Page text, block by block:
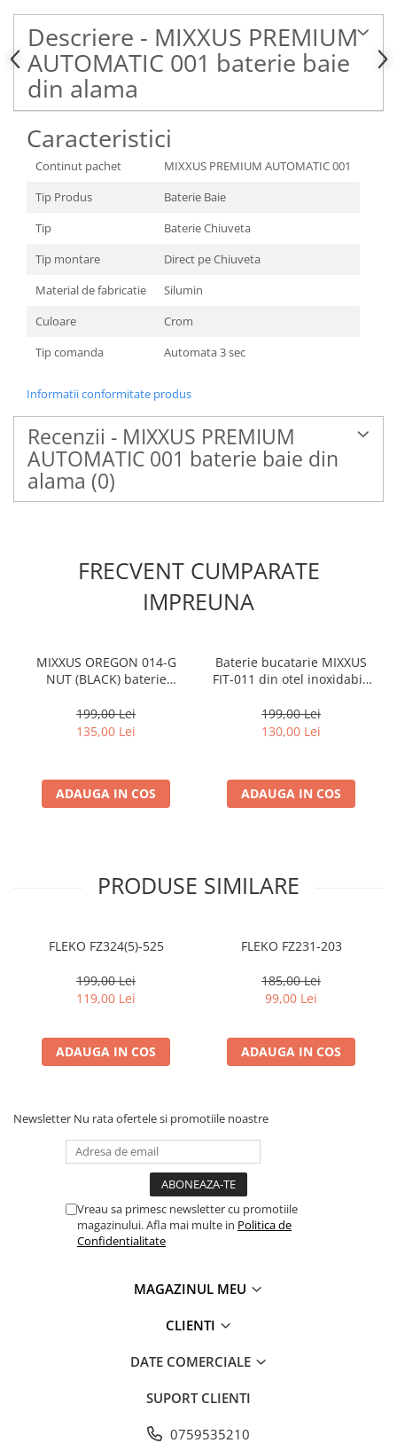
Descriere - MIXXUS PREMIUM
AUTOMATIC 001 baterie baie
din alama
Caracteristici
Continut pachet
MIXXUS PREMIUM AUTOMATIC 001
Tip Produs
Baterie Baie
Tip
Baterie Chiuveta
Tip montare
Direct pe Chiuveta
Material de fabricatie
Silumin
Culoare
Crom
Tip comanda
Automata 3 sec
Informatii conformitate produs
Recenzii - MIXXUS PREMIUM
AUTOMATIC 001 baterie baie din
alama (0)
FRECVENT CUMPARATE
IMPREUNA
MIXXUS OREGON 014-G
NUT (BLACK) baterie
199,00 Lei
135,00 Lei
ADAUGA IN COS
Baterie bucatarie MIXXUS
FIT-011 din otel inoxidabil,
199,00 Lei
130,00 Lei
ADAUGA IN COS
PRODUSE SIMILARE
FLEKO FZ324(5)-525
199,00 Lei
119,00 Lei
ADAUGA IN COS
FLEKO FZ231-203
185,00 Lei
99,00 Lei
ADAUGA IN COS
Newsletter Nu rata ofertele si promotiile noastre
Vreau sa primesc newsletter cu promotiile
magazinului. Afla mai multe in Politica de
Confidentialitate
MAGAZINUL MEU
CLIENTI
DATE COMERCIALE
SUPORT CLIENTI
0759535210